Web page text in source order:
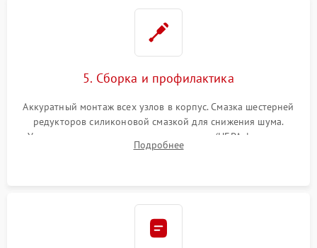
5. Сборка и профилактика
Аккуратный монтаж всех узлов в корпус. Смазка шестерней
редукторов силиконовой смазкой для снижения шума.
Установка новых расходных материалов (HEPA-фильтров,
микрофибры, щеток). Надежная фиксация разъемов и
Подробнее